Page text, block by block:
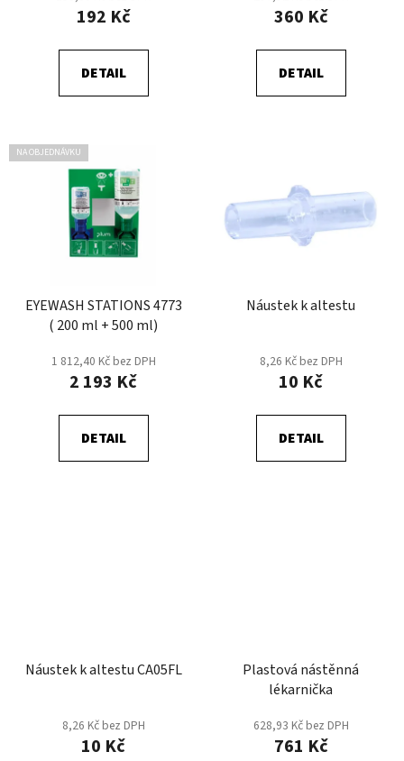
192 Kč
DETAIL
360 Kč
DETAIL
NA OBJEDNÁVKU
EYEWASH STATIONS 4773
( 200 ml + 500 ml)
1 812,40 Kč bez DPH
2 193 Kč
DETAIL
Náustek k altestu
8,26 Kč bez DPH
10 Kč
DETAIL
Náustek k altestu CA05FL
8,26 Kč bez DPH
10 Kč
Plastová nástěnná
lékarnička
628,93 Kč bez DPH
761 Kč